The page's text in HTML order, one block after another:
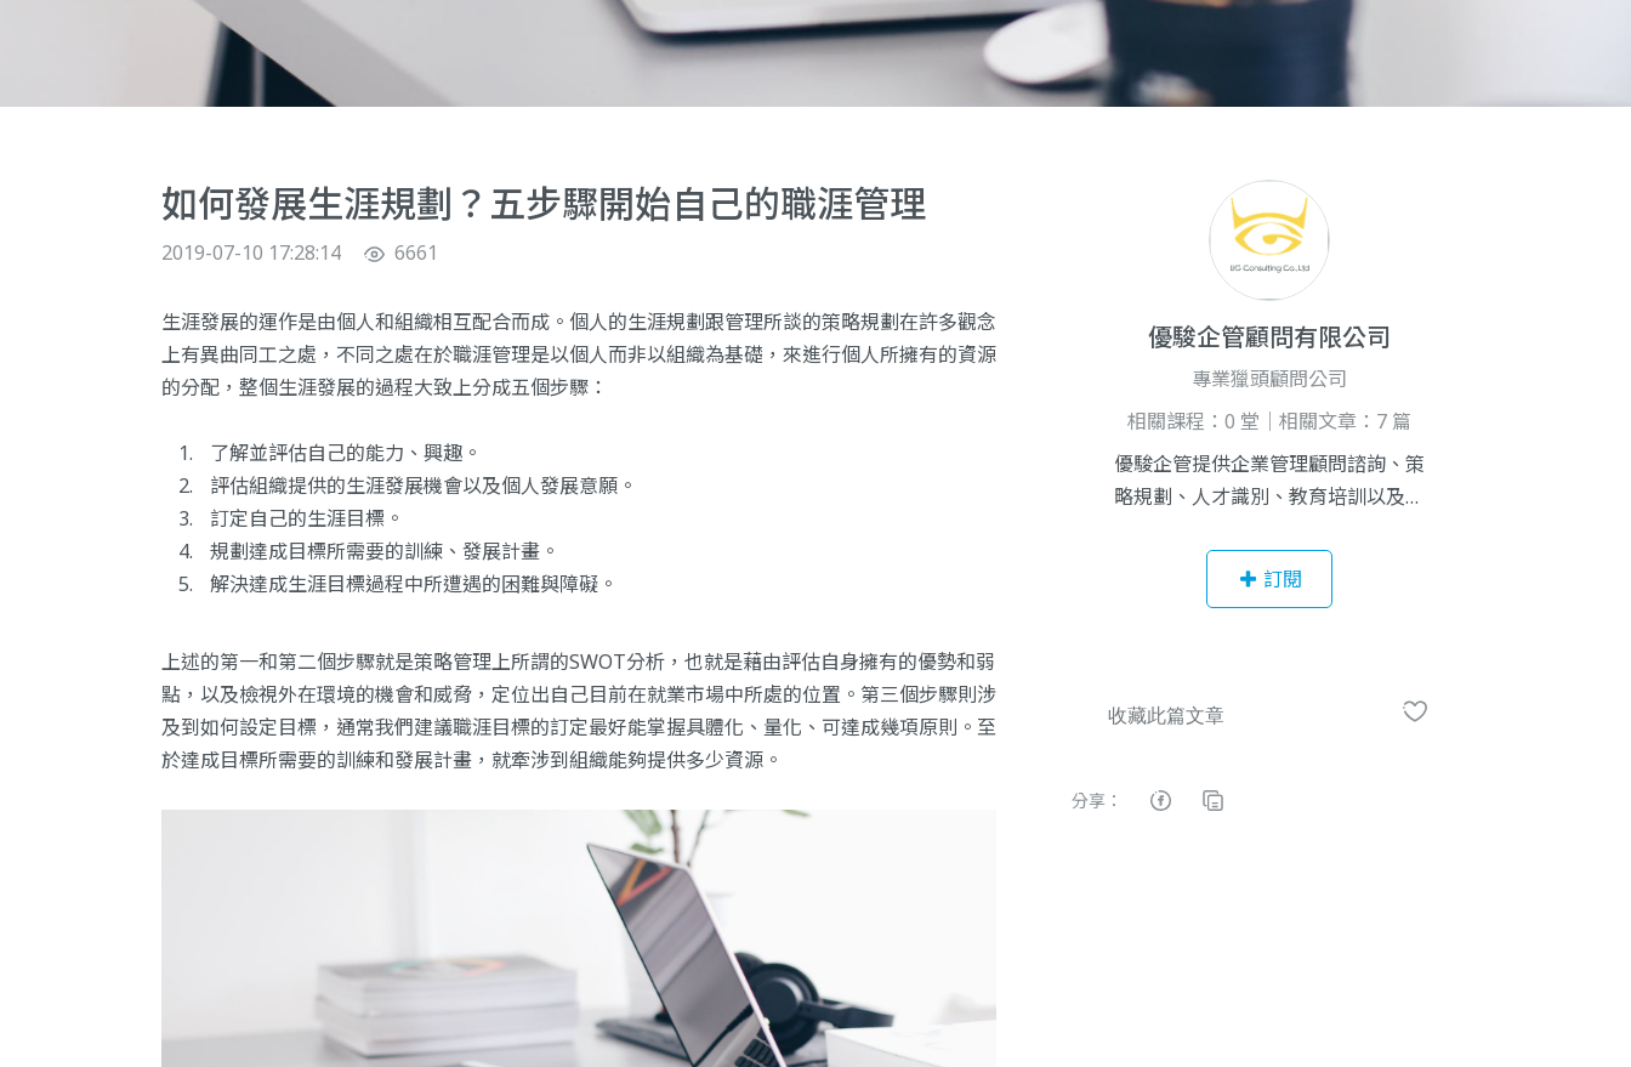
如何發展生涯規劃？五步驟開始自己的職涯管理
2019-07-10 17:28:14 6661
生涯發展的運作是由個人和組織相互配合而成。個人的生涯規劃跟管理所談的策略規劃在許多觀念
上有異曲同工之處，不同之處在於職涯管理是以個人而非以組織為基礎，來進行個人所擁有的資源
的分配，整個生涯發展的過程大致上分成五個步驟：
了解並評估自己的能力、興趣。
評估組織提供的生涯發展機會以及個人發展意願。
訂定自己的生涯目標。
規劃達成目標所需要的訓練、發展計畫。
解決達成生涯目標過程中所遭遇的困難與障礙。
上述的第一和第二個步驟就是策略管理上所謂的SWOT分析，也就是藉由評估自身擁有的優勢和弱
點，以及檢視外在環境的機會和威脅，定位出自己目前在就業市場中所處的位置。第三個步驟則涉
及到如何設定目標，通常我們建議職涯目標的訂定最好能掌握具體化、量化、可達成幾項原則。至
於達成目標所需要的訓練和發展計畫，就牽涉到組織能夠提供多少資源。
優駿企管顧問有限公司
專業獵頭顧問公司
相關課程：0 堂｜相關文章：7 篇
優駿企管提供企業管理顧問諮詢、策
略規劃、人才識別、教育培訓以及人
訊、半導體與通訊電信等國際性廠商
及國內上市櫃企業。 ​優駿的顧問群擁
的競爭力。在人才甄選部分，我們深
學化的分析工具，協助企業辨識合適
訂閱
分享：